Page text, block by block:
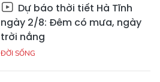
Dự báo thời tiết Hà Tĩnh
ngày 2/8: Đêm có mưa, ngày
trời nắng
ĐỜI SỐNG